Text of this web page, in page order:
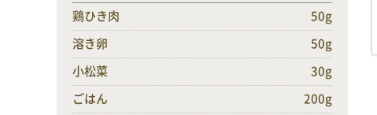
鶏ひき肉 50g
溶き卵 50g
小松菜 30g
ごはん 200g